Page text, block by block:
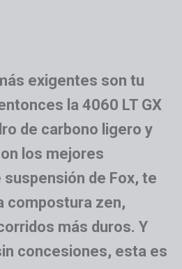
exigentes son tu
la 4060 LT GX
de carbono ligero y
los mejores
de Fox, te
compostura zen,
más duros. Y
concesiones, esta es